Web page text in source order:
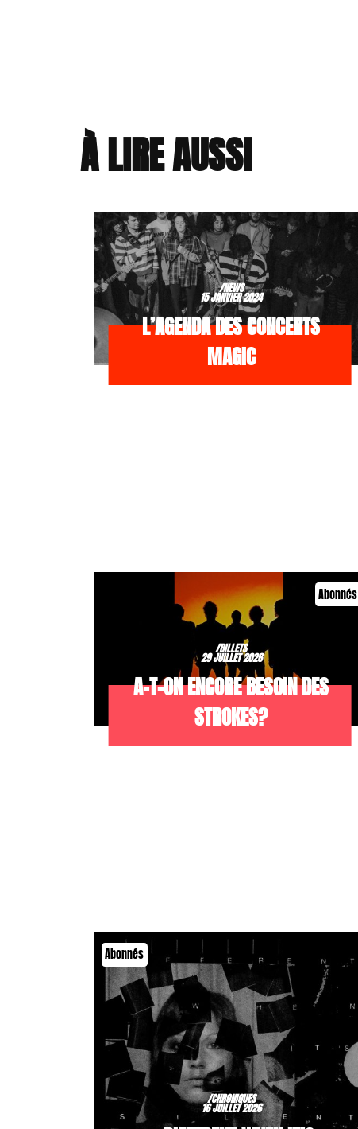
À LIRE AUSSI
/NEWS
15 JANVIER 2024
L’AGENDA DES CONCERTS
MAGIC
Abonnés
/BILLETS
29 JUILLET 2026
A-T-ON ENCORE BESOIN DES
STROKES?
Abonnés
/CHRONIQUES
16 JUILLET 2026